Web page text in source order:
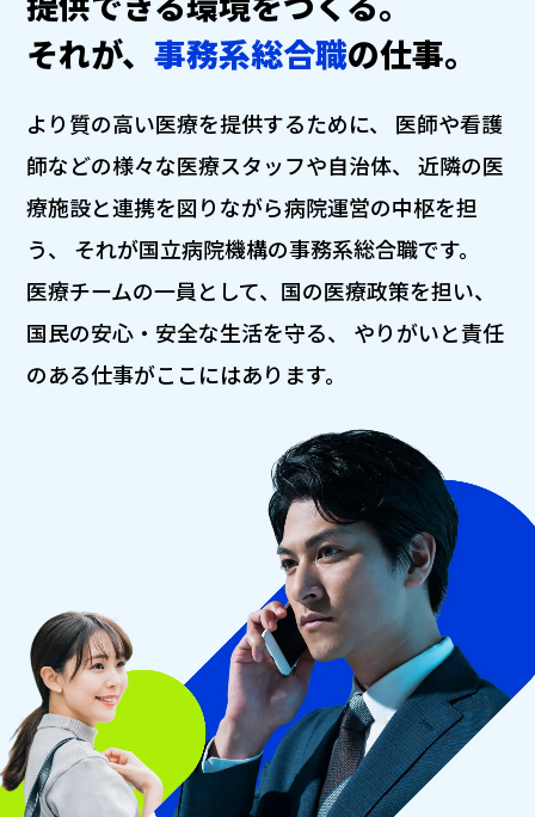
それが、事務系総合職の仕事。
より質の高い医療を提供するために、
医師や看護
師などの様々な医療スタッフや自治体、
近隣の医
療施設と連携を図りながら病院運営の中枢を担
う、
それが国立病院機構の事務系総合職です。
医療チームの一員として、国の医療政策を担い、
国民の安心・安全な生活を守る、
やりがいと責任
のある仕事がここにはあります。